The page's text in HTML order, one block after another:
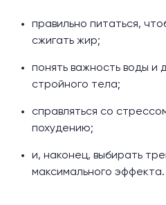
правильно питаться,
сжигать жир;
понять важность воды и
стройного тела;
справляться со
похудению;
и, наконец, выбирать
максимального эффекта.